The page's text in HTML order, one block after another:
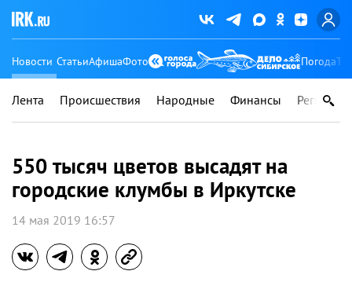
Новости СтатьиАфишаФото Погода
Лента Происшествия Народные Финансы Регионы
550 тысяч цветов высадят на
городские клумбы в Иркутске
14 мая 2019 16:57